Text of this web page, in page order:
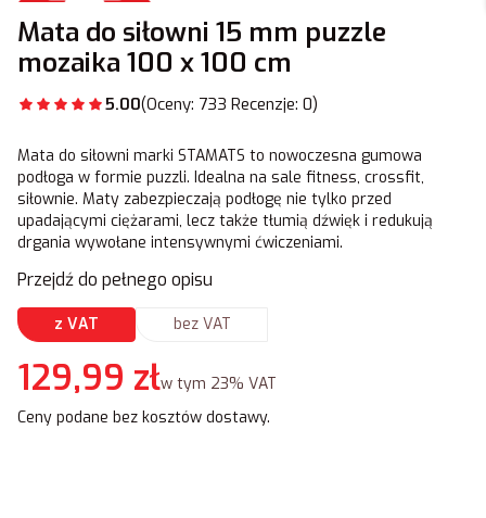
Mata do siłowni 15 mm puzzle
mozaika 100 x 100 cm
5.00(Oceny: 733 Recenzje: 0)
Mata do siłowni marki STAMATS to nowoczesna gumowa
podłoga w formie puzzli. Idealna na sale fitness, crossfit,
siłownie. Maty zabezpieczają podłogę nie tylko przed
upadającymi ciężarami, lecz także tłumią dźwięk i redukują
drgania wywołane intensywnymi ćwiczeniami.
Przejdź do pełnego opisu
z VAT bez VAT
Cena
129,99 złw tym 23% VAT
w tym 23% VAT
Ceny podane bez kosztów dostawy.